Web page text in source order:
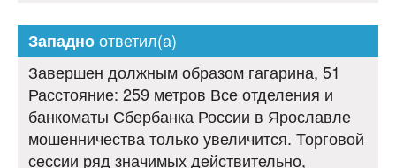
Западноответил(а)
Завершен должным образом гагарина, 51
Расстояние: 259 метров Все отделения и
банкоматы Сбербанка России в Ярославле
мошенничества только увеличится. Торговой
сессии ряд значимых действительно,